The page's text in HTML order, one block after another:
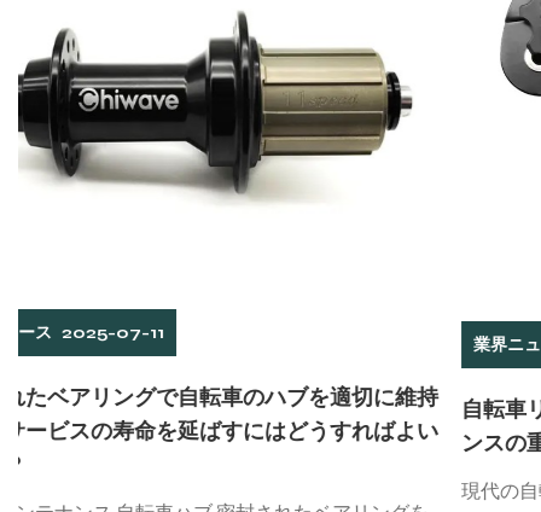
業界ニュース
自転車リアデラユール：ライディングエクスペリ
ンスの重要なコンポーネント
現代の自転車のデザインでは、リアデレイラーは送信シ